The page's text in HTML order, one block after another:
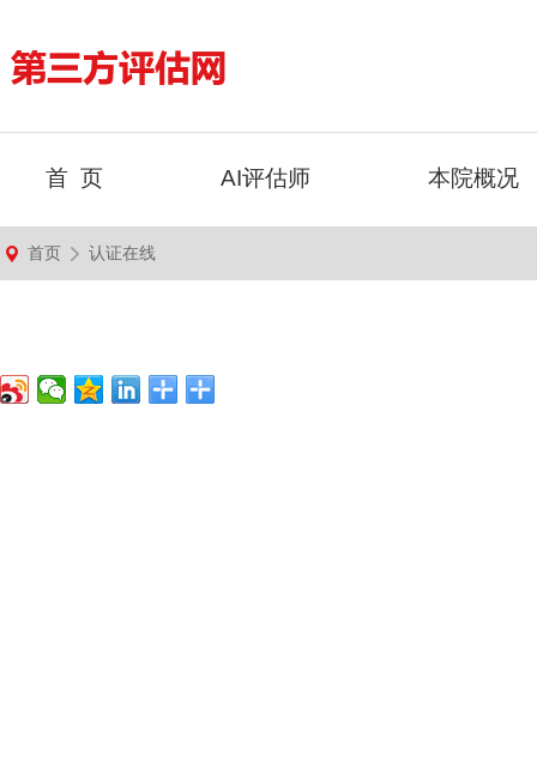
首 页 AI评估师 本院概况
首页 认证在线